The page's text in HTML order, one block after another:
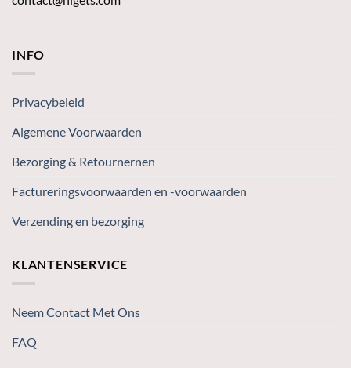
INFO
Privacybeleid
Algemene Voorwaarden
Bezorging & Retournernen
Factureringsvoorwaarden en -voorwaarden
Verzending en bezorging
KLANTENSERVICE
Neem Contact Met Ons
FAQ